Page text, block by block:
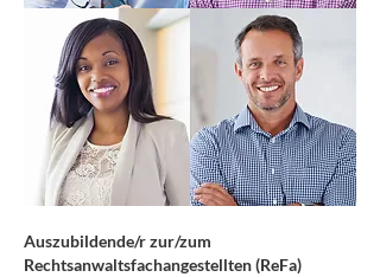
Auszubildende/r zur/zum
Rechtsanwaltsfachangestellten (ReFa)